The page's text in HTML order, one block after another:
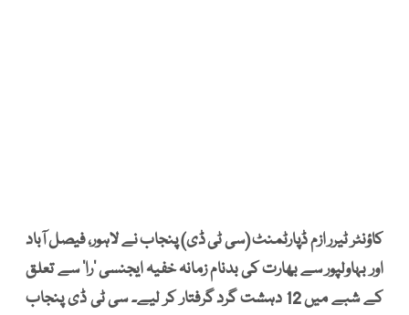
کاؤنٹر ٹیرر ازم ڈپارٹمنٹ (سی ٹی ڈی) پنجاب نے لاہور، فیصل آباد
اور بہاولپور سے بھارت کی بدنام زمانہ خفیہ ایجنسی ’را‘ سے تعلق
کے شبے میں 12 دہشت گرد گرفتار کر لیے۔ سی ٹی ڈی پنجاب